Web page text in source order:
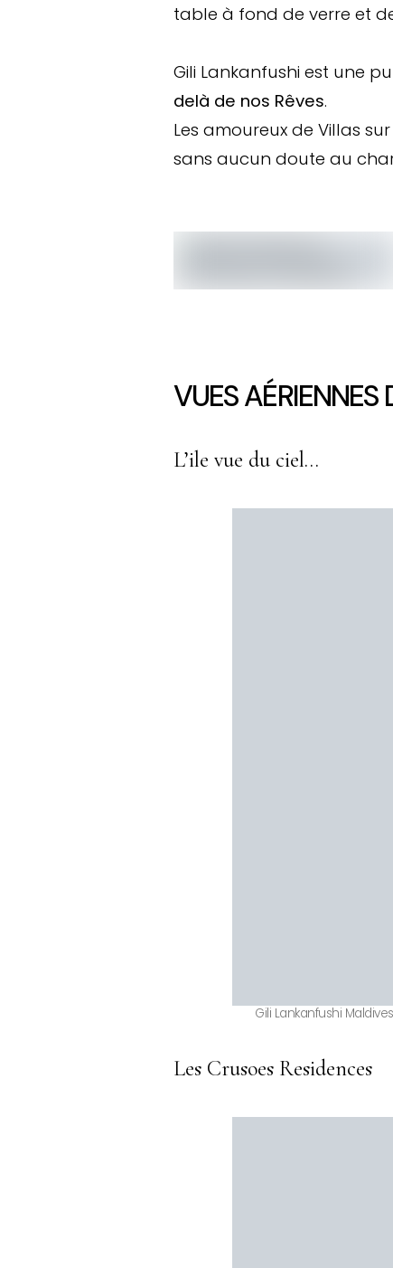
table à fond de verre et
Gili Lankanfushi est une
delà de nos Rêves.
Les amoureux de Villas
sans aucun doute au
VUES
L’ile vue du ciel…
Gili Lankanfushi
Les Crusoes Residences